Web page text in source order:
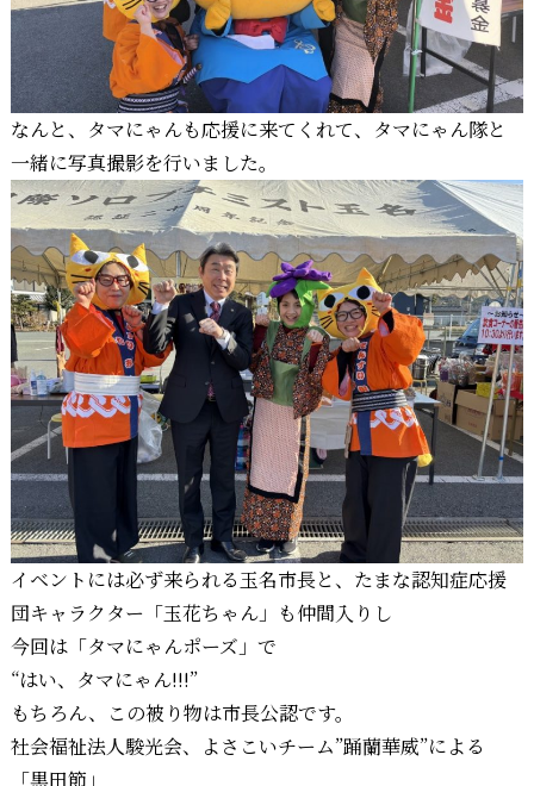
なんと、タマにゃんも応援に来てくれて、タマにゃん隊と
一緒に写真撮影を行いました。
イベントには必ず来られる玉名市長と、たまな認知症応援
団キャラクター「玉花ちゃん」も仲間入りし
今回は「タマにゃんポーズ」で
“はい、タマにゃん!!!”
もちろん、この被り物は市長公認です。
社会福祉法人駿光会、よさこいチーム”踊蘭華威”による
「黒田節」